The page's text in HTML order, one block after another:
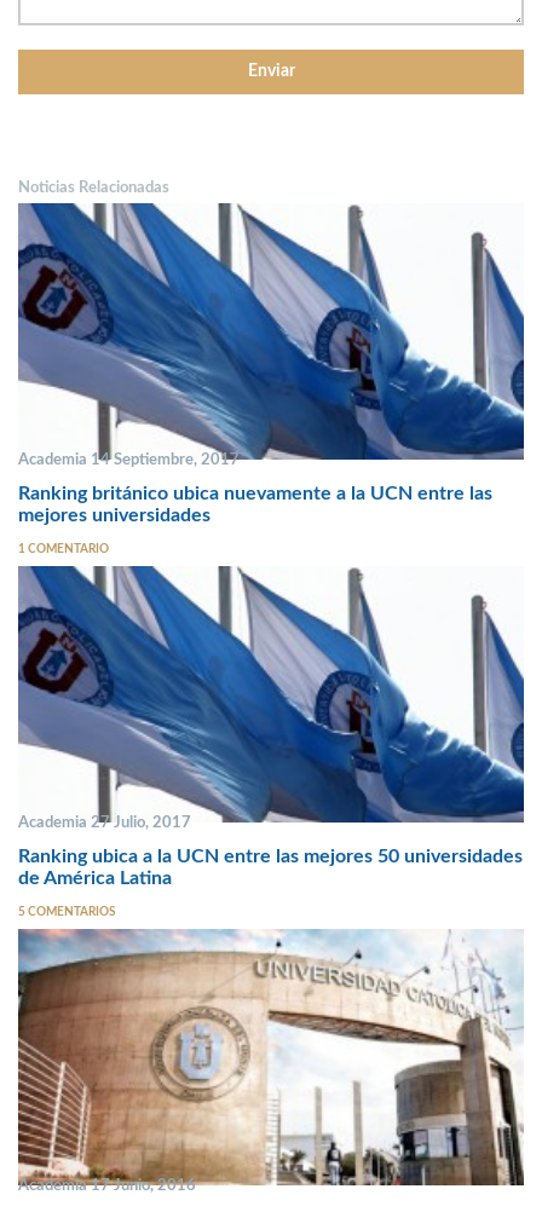
Noticias Relacionadas
Academia 14 Septiembre, 2017
Ranking británico ubica nuevamente a la UCN entre las
mejores universidades
1 COMENTARIO
Academia 27 Julio, 2017
Ranking ubica a la UCN entre las mejores 50 universidades
de América Latina
5 COMENTARIOS
Academia 17 Junio, 2016